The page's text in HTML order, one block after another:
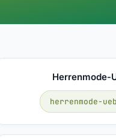
Herrenmode-
herrenmode-